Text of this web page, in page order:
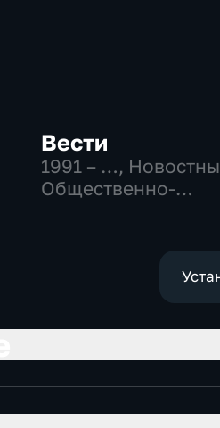
Вести
1991 – …,
Общественно-